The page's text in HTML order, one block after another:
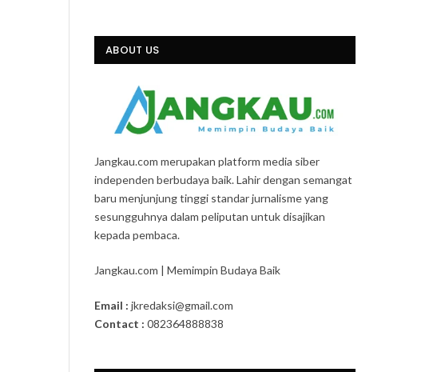
ABOUT US
Jangkau.com merupakan platform media siber
independen berbudaya baik. Lahir dengan semangat
baru menjunjung tinggi standar jurnalisme yang
sesungguhnya dalam peliputan untuk disajikan
kepada pembaca.
Jangkau.com | Memimpin Budaya Baik
Email : jkredaksi@gmail.com
Contact : 082364888838